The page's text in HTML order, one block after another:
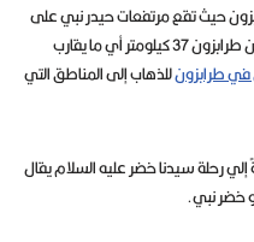
حيث تقع مرتفعات حيدر نبي على
قمة جبلية شاهقة و جميلة الإطلالة و تبتعد عن طرابزون 37 كيلومتر أي ما يقارب
في طرابزونللذهاب إلى المناطق التي
رحلة سيدنا خضر عليه السلام يقال
خضر نبي.